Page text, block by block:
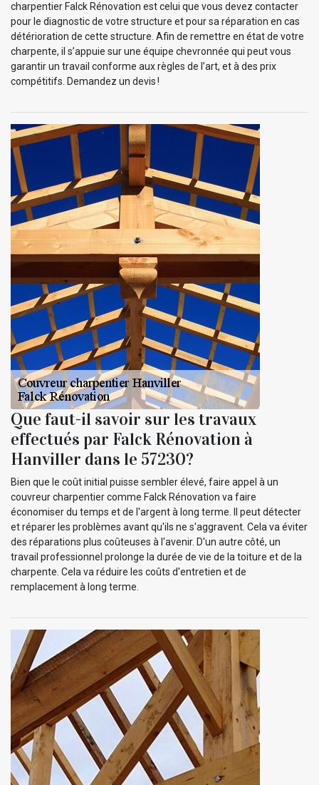
charpentier Falck Rénovation est celui que vous devez contacter
pour le diagnostic de votre structure et pour sa réparation en cas
détérioration de cette structure. Afin de remettre en état de votre
charpente, il s’appuie sur une équipe chevronnée qui peut vous
garantir un travail conforme aux règles de l’art, et à des prix
compétitifs. Demandez un devis !
Que faut-il savoir sur les travaux
effectués par Falck Rénovation à
Hanviller dans le 57230?
Bien que le coût initial puisse sembler élevé, faire appel à un
couvreur charpentier comme Falck Rénovation va faire
économiser du temps et de l'argent à long terme. Il peut détecter
et réparer les problèmes avant qu'ils ne s'aggravent. Cela va éviter
des réparations plus coûteuses à l'avenir. D'un autre côté, un
travail professionnel prolonge la durée de vie de la toiture et de la
charpente. Cela va réduire les coûts d'entretien et de
remplacement à long terme.